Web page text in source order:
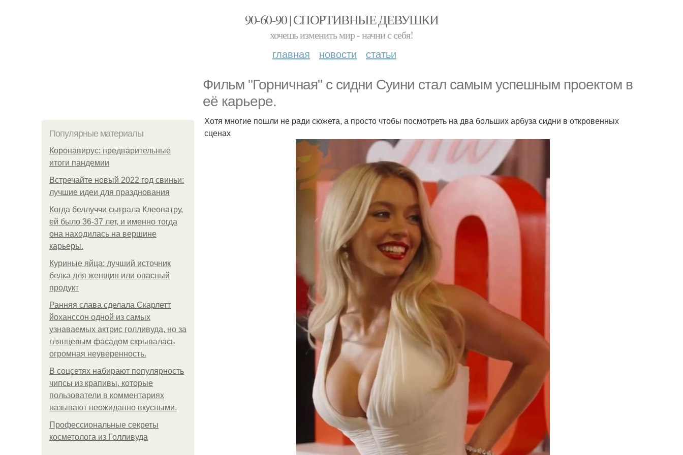
90-60-90 | СПОРТИВНЫЕ ДЕВУШКИ
хочешь изменить мир - начни с себя!
главная новости статьи
Фильм "Горничная" с сидни Суини стал самым успешным проектом в
её карьере.
Популярные материалы
Коронавирус: предварительные
итоги пандемии
Встречайте новый 2022 год свиньи:
лучшие идеи для празднования
Когда беллуччи сыграла Клеопатру,
ей было 36-37 лет, и именно тогда
она находилась на вершине
карьеры.
Куриные яйца: лучший источник
белка для женщин или опасный
продукт
Ранняя слава сделала Скарлетт
йоханссон одной из самых
узнаваемых актрис голливуда, но за
глянцевым фасадом скрывалась
огромная неуверенность.
В соцсетях набирают популярность
чипсы из крапивы, которые
пользователи в комментариях
называют неожиданно вкусными.
Профессиональные секреты
косметолога из Голливуда
Хотя многие пошли не ради сюжета, а просто чтобы посмотреть на два больших арбуза сидни в откровенных
сценах